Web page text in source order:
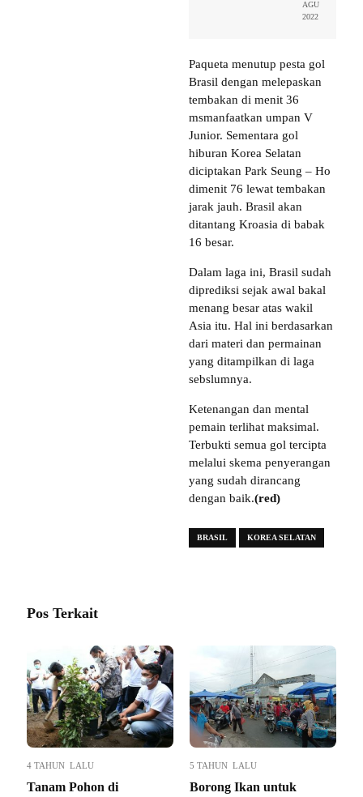
AGU
2022
Paqueta menutup pesta gol
Brasil dengan melepaskan
tembakan di menit 36
msmanfaatkan umpan V
Junior. Sementara gol
hiburan Korea Selatan
diciptakan Park Seung – Ho
dimenit 76 lewat tembakan
jarak jauh. Brasil akan
ditantang Kroasia di babak
16 besar.
Dalam laga ini, Brasil sudah
diprediksi sejak awal bakal
menang besar atas wakil
Asia itu. Hal ini berdasarkan
dari materi dan permainan
yang ditampilkan di laga
sebslumnya.
Ketenangan dan mental
pemain terlihat maksimal.
Terbukti semua gol tercipta
melalui skema penyerangan
yang sudah dirancang
dengan baik.(red)
BRASIL KOREA SELATAN
Pos Terkait
4 TAHUN LALU
Tanam Pohon di
5 TAHUN LALU
Borong Ikan untuk